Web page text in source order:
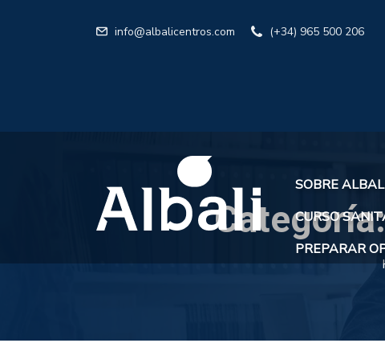
info@albalicentros.com (+34) 965 500 206
SOBRE
CURSO
PREPARAR